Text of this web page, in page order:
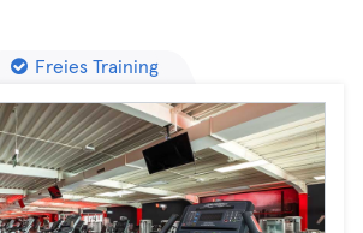
Freies Training